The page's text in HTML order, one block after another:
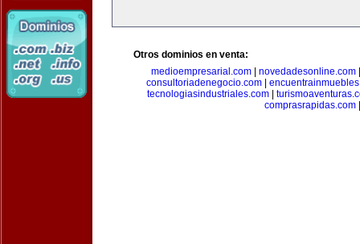
Otros dominios en venta:
medioempresarial.com| novedadesonline.com
consultoriadenegocio.com|
tecnologiasindustriales.com|
comprasrapidas.com